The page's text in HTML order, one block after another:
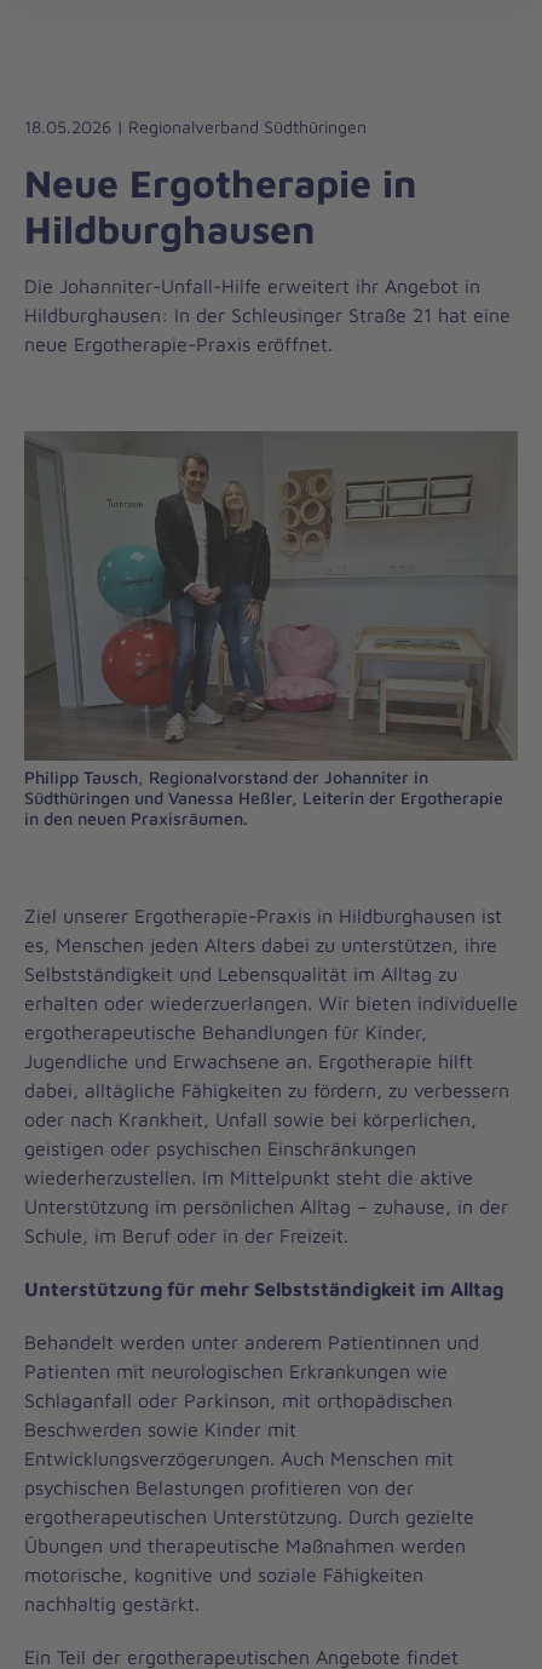
18.05.2026 | Regionalverband Südthüringen
Neue Ergotherapie in
Hildburghausen
Die Johanniter-Unfall-Hilfe erweitert ihr Angebot in
Hildburghausen: In der Schleusinger Straße 21 hat eine
neue Ergotherapie-Praxis eröffnet.
Philipp Tausch, Regionalvorstand der Johanniter in
Südthüringen und Vanessa Heßler, Leiterin der Ergotherapie
in den neuen Praxisräumen.
Ziel unserer Ergotherapie-Praxis in Hildburghausen ist
es, Menschen jeden Alters dabei zu unterstützen, ihre
Selbstständigkeit und Lebensqualität im Alltag zu
erhalten oder wiederzuerlangen. Wir bieten individuelle
ergotherapeutische Behandlungen für Kinder,
Jugendliche und Erwachsene an. Ergotherapie hilft
dabei, alltägliche Fähigkeiten zu fördern, zu verbessern
oder nach Krankheit, Unfall sowie bei körperlichen,
geistigen oder psychischen Einschränkungen
wiederherzustellen. Im Mittelpunkt steht die aktive
Unterstützung im persönlichen Alltag – zuhause, in der
Schule, im Beruf oder in der Freizeit.
Unterstützung für mehr Selbstständigkeit im Alltag
Behandelt werden unter anderem Patientinnen und
Patienten mit neurologischen Erkrankungen wie
Schlaganfall oder Parkinson, mit orthopädischen
Beschwerden sowie Kinder mit
Entwicklungsverzögerungen. Auch Menschen mit
psychischen Belastungen profitieren von der
ergotherapeutischen Unterstützung. Durch gezielte
Übungen und therapeutische Maßnahmen werden
motorische, kognitive und soziale Fähigkeiten
nachhaltig gestärkt.
Ein Teil der ergotherapeutischen Angebote findet